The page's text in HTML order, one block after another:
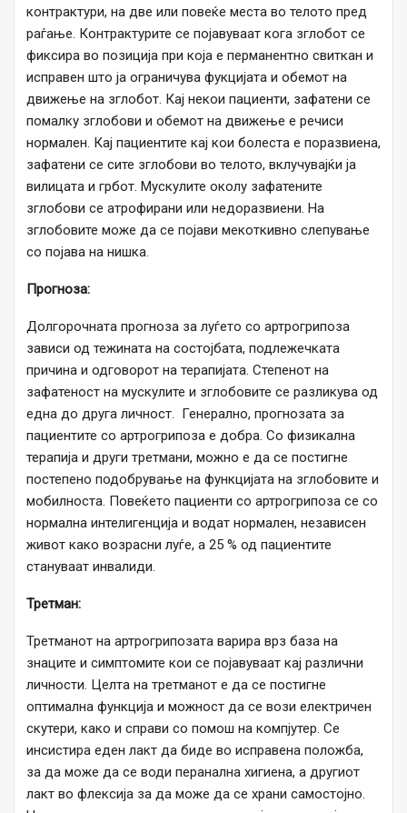
контрактури, на две или повеќе места во телото пред
раѓање. Контрактурите се појавуваат кога зглобот се
фиксира во позиција при која е перманентно свиткан и
исправен што ја ограничува фукцијата и обемот на
движење на зглобот. Кај некои пациенти, зафатени се
помалку зглобови и обемот на движење е речиси
нормален. Кај пациентите кај кои болеста е поразвиена,
зафатени се сите зглобови во телото, вклучувајќи ја
вилицата и грбот. Мускулите околу зафатените
зглобови се атрофирани или недоразвиени. На
зглобовите може да се појави мекоткивно слепување
со појава на нишка.
Прогноза:
Долгорочната прогноза за луѓето со артрогрипоза
зависи од тежината на состојбата, подлежечката
причина и одговорот на терапијата. Степенот на
зафатеност на мускулите и зглобовите се разликува од
една до друга личност. Генерално, прогнозата за
пациентите со артрогрипоза е добра. Со физикална
терапија и други третмани, можно е да се постигне
постепено подобрување на функцијата на зглобовите и
мобилноста. Повеќето пациенти со артрогрипоза се со
нормална интелигенција и водат нормален, независен
живот како возрасни луѓе, а 25 % од пациентите
стануваат инвалиди.
Третман:
Третманот на артрогрипозата варира врз база на
знаците и симптомите кои се појавуваат кај различни
личности. Целта на третманот е да се постигне
оптимална функција и можност да се вози електричен
скутери, како и справи со помош на компјутер. Се
инсистира еден лакт да биде во исправена положба,
за да може да се води перанална хигиена, а другиот
лакт во флексија за да може да се храни самостојно.